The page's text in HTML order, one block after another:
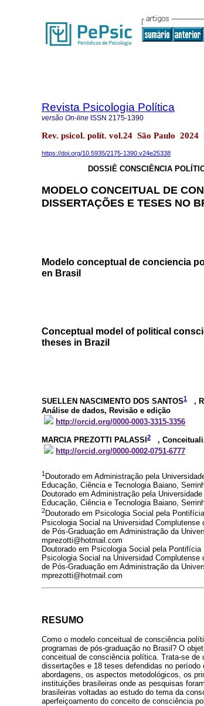
Revista Psicologia Política
versão On-line ISSN 2175-1390
Rev. psicol. polít. vol.24 São Paulo 2024
https://doi.org/10.5935/2175-1390.v24e25338
DOSSIÊ CONSCIÊNCIA
MODELO CONCEITUAL DE
DISSERTAÇÕES E TESES NO
Modelo conceptual de conciencia
en Brasil
Conceptual model of political
theses in Brazil
SUELLEN NASCIMENTO DOS SANTOS1
,
Análise de dados, Revisão e edição
http://orcid.org/0000-0003-3315-3356
MARCIA PREZOTTI PALASSI 2
,
http://orcid.org/0000-0002-0751-6777
1 Doutorado em Administração pela
Educação, Ciência e Tecnologia Baiano,
Doutorado em Administração pela
Educação, Ciência e Tecnologia Baiano,
2Doutorado em Psicologia Social pela
Psicologia Social na Universidad
de Pós-Graduação em Administração da
mprezotti@hotmail.com
Doutorado em Psicologia Social pela
Psicologia Social na Universidad
de Pós-Graduação em Administração da
mprezotti@hotmail.com
RESUMO
Como o modelo conceitual de consciência
programas de pós-graduação no Brasil? O
conceitual de consciência política. Trata-se de
dissertações e 18 teses defendidas no
abordagens, os aspectos metodológicos, os
instituições brasileiras onde as pesquisas
brasileiras voltadas ao estudo do tema da
aperfeiçoamento do conceito de consciência